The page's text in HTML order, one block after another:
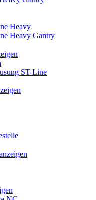
Heavy
Heavy Gantry
ST-Line